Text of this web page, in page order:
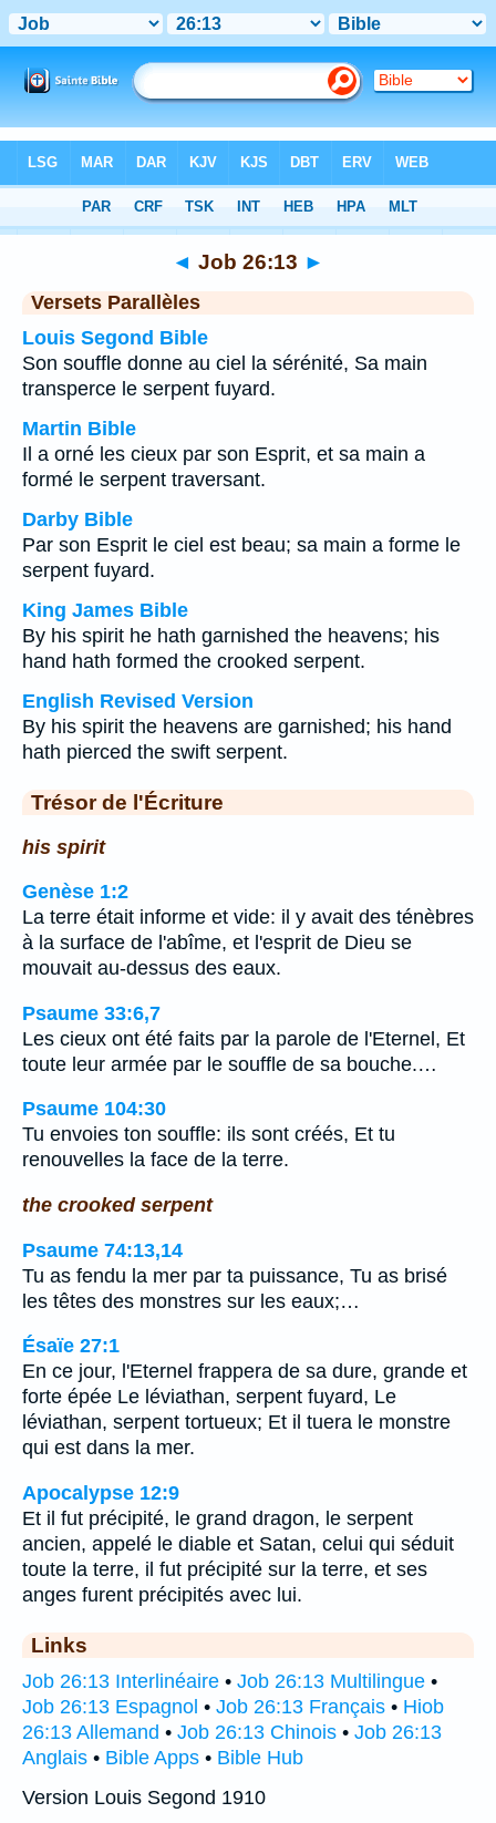
Chapitre 26 > Verset 13
◄ Job 26:13 ►
Versets Parallèles
Louis Segond Bible
Son souffle donne au ciel la sérénité, Sa main
transperce le serpent fuyard.
Martin Bible
Il a orné les cieux par son Esprit, et sa main a
formé le serpent traversant.
Darby Bible
Par son Esprit le ciel est beau; sa main a forme le
serpent fuyard.
King James Bible
By his spirit he hath garnished the heavens; his
hand hath formed the crooked serpent.
English Revised Version
By his spirit the heavens are garnished; his hand
hath pierced the swift serpent.
Trésor de l'Écriture
his spirit
Genèse 1:2
La terre était informe et vide: il y avait des ténèbres
à la surface de l'abîme, et l'esprit de Dieu se
mouvait au-dessus des eaux.
Psaume 33:6,7
Les cieux ont été faits par la parole de l'Eternel, Et
toute leur armée par le souffle de sa bouche.…
Psaume 104:30
Tu envoies ton souffle: ils sont créés, Et tu
renouvelles la face de la terre.
the crooked serpent
Psaume 74:13,14
Tu as fendu la mer par ta puissance, Tu as brisé
les têtes des monstres sur les eaux;…
Ésaïe 27:1
En ce jour, l'Eternel frappera de sa dure, grande et
forte épée Le léviathan, serpent fuyard, Le
léviathan, serpent tortueux; Et il tuera le monstre
qui est dans la mer.
Apocalypse 12:9
Et il fut précipité, le grand dragon, le serpent
ancien, appelé le diable et Satan, celui qui séduit
toute la terre, il fut précipité sur la terre, et ses
anges furent précipités avec lui.
Links
Job 26:13 Interlinéaire • Job 26:13 Multilingue •
Job 26:13 Espagnol • Job 26:13 Français • Hiob
26:13 Allemand • Job 26:13 Chinois • Job 26:13
Anglais • Bible Apps • Bible Hub
Version Louis Segond 1910